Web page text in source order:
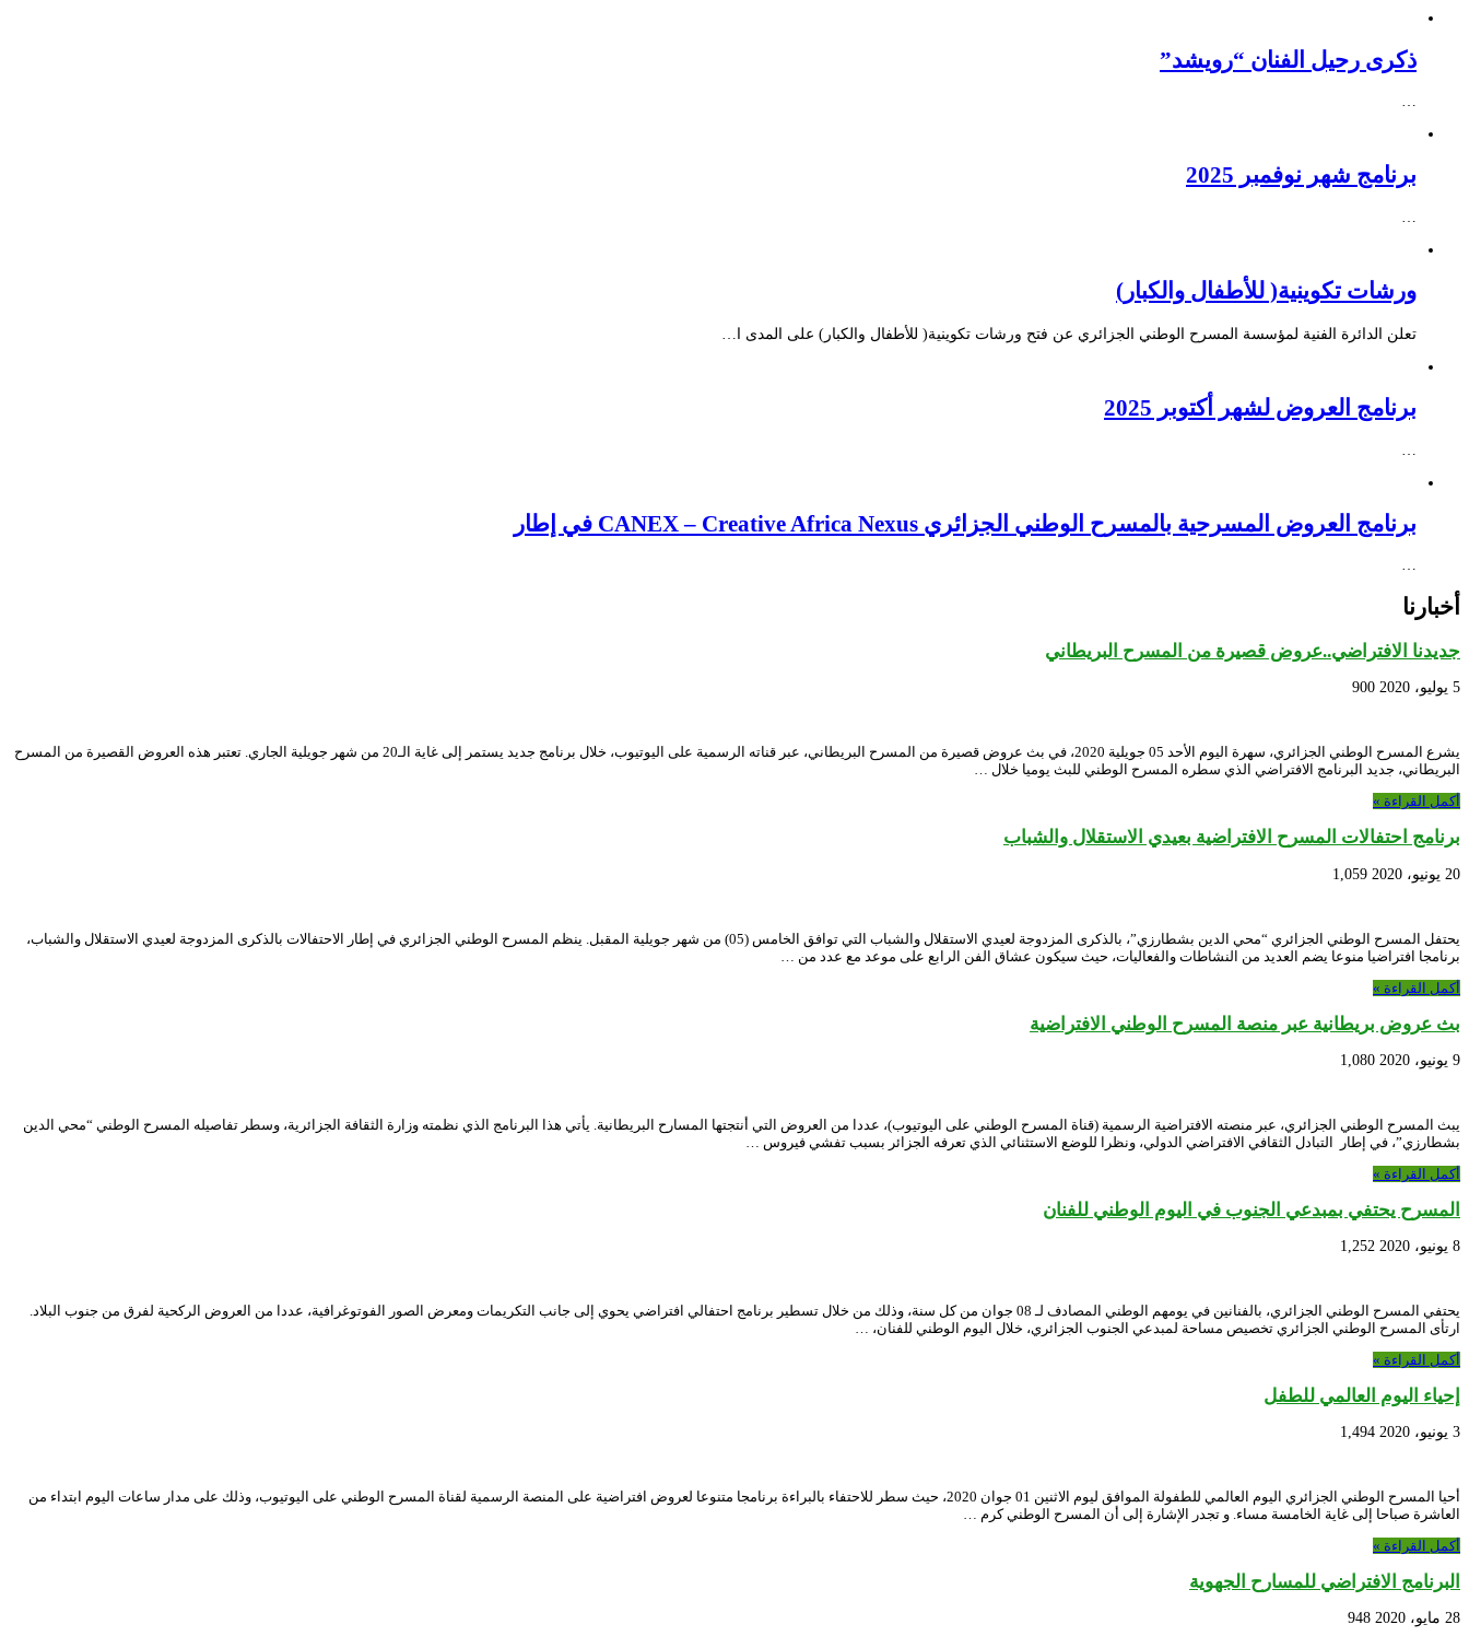
ذكرى رحيل الفنان “رويشد”
…
برنامج شهر نوفمبر 2025
ورشات تكوينية( للأطفال والكبار)
تعلن الدائرة الفنية لمؤسسة المسرح الوطني الجزائري عن فتح ورشات تكوينية( للأطفال والكبار) على المدى ا…
برنامج العروض لشهر أكتوبر 2025
برنامج العروض المسرحية بالمسرح الوطني الجزائري CANEX – Creative Africa Nexus في إطار
…
أخبارنا
جديدنا الافتراضي..عروض قصيرة من المسرح البريطاني
5 يوليو، 2020 900
يشرع المسرح الوطني الجزائري، سهرة اليوم الأحد 05 جويلية 2020، في بث عروض قصيرة من المسرح البريطاني، عبر قناته الرسمية على اليوتيوب، خلال برنامج جديد يستمر إلى غاية الـ20 من شهر جويلية الجاري. تعتبر هذه العروض القصيرة من المسرح
البريطاني، جديد البرنامج الافتراضي الذي سطره المسرح الوطني للبث يوميا خلال …
أكمل القراءة »
برنامج احتفالات المسرح الافتراضية بعيدي الاستقلال والشباب
20 يونيو، 2020 1,059
يحتفل المسرح الوطني الجزائري “محي الدين بشطارزي”، بالذكرى المزدوجة لعيدي الاستقلال والشباب التي توافق الخامس (05) من شهر جويلية المقبل. ينظم المسرح الوطني الجزائري في إطار الاحتفالات بالذكرى المزدوجة لعيدي الاستقلال والشباب،
برنامجا افتراضيا منوعا يضم العديد من النشاطات والفعاليات، حيث سيكون عشاق الفن الرابع على موعد مع عدد من …
أكمل القراءة »
بث عروض بريطانية عبر منصة المسرح الوطني الافتراضية
9 يونيو، 2020 1,080
يبث المسرح الوطني الجزائري، عبر منصته الافتراضية الرسمية (قناة المسرح الوطني على اليوتيوب)، عددا من العروض التي أنتجتها المسارح البريطانية. يأتي هذا البرنامج الذي نظمته وزارة الثقافة الجزائرية، وسطر تفاصيله المسرح الوطني “محي الدين
بشطارزي”، في إطار التبادل الثقافي الافتراضي الدولي، ونظرا للوضع الاستثنائي الذي تعرفه الجزائر بسبب تفشي فيروس …
أكمل القراءة »
المسرح يحتفي بمبدعي الجنوب في اليوم الوطني للفنان
8 يونيو، 2020 1,252
يحتفي المسرح الوطني الجزائري، بالفنانين في يومهم الوطني المصادف لـ 08 جوان من كل سنة، وذلك من خلال تسطير برنامج احتفالي افتراضي يحوي إلى جانب التكريمات ومعرض الصور الفوتوغرافية، عددا من العروض الركحية لفرق من جنوب البلاد.
ارتأى المسرح الوطني الجزائري تخصيص مساحة لمبدعي الجنوب الجزائري، خلال اليوم الوطني للفنان، …
أكمل القراءة »
إحياء اليوم العالمي للطفل
3 يونيو، 2020 1,494
أحيا المسرح الوطني الجزائري اليوم العالمي للطفولة الموافق ليوم الاثنين 01 جوان 2020، حيث سطر للاحتفاء بالبراءة برنامجا متنوعا لعروض افتراضية على المنصة الرسمية لقناة المسرح الوطني على اليوتيوب، وذلك على مدار ساعات اليوم ابتداء من
العاشرة صباحا إلى غاية الخامسة مساء. و تجدر الإشارة إلى أن المسرح الوطني كرم …
أكمل القراءة »
البرنامج الافتراضي للمسارح الجهوية
28 مايو، 2020 948